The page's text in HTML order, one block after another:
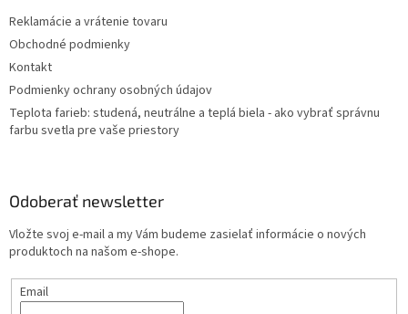
Reklamácie a vrátenie tovaru
Obchodné podmienky
Kontakt
Podmienky ochrany osobných údajov
Teplota farieb: studená, neutrálne a teplá biela - ako vybrať správnu
farbu svetla pre vaše priestory
Odoberať newsletter
Vložte svoj e-mail a my Vám budeme zasielať informácie o nových
produktoch na našom e-shope.
Email